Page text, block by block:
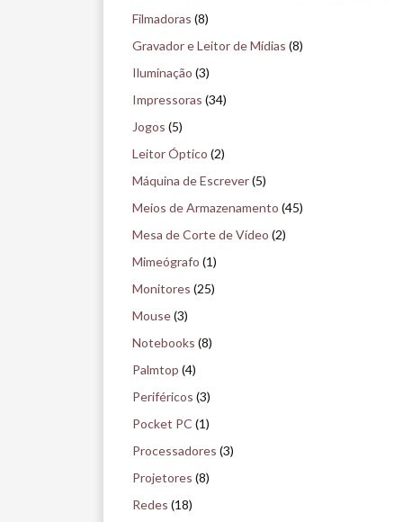
Filmadoras (8)
Gravador e Leitor de Mídias (8)
Iluminação (3)
Impressoras (34)
Jogos (5)
Leitor Óptico (2)
Máquina de Escrever(5)
Meios de Armazenamento (45)
Mesa de Corte de Vídeo (2)
Mimeógrafo (1)
Monitores (25)
Mouse(3)
Notebooks (8)
Palmtop (4)
Periféricos (3)
Pocket PC (1)
Processadores (3)
Projetores (8)
Redes (18)